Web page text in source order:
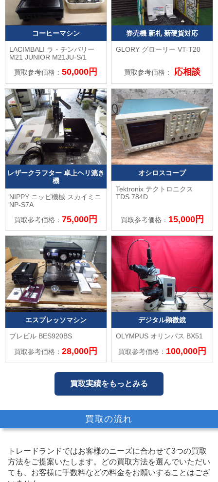
コーヒーマシン
LACIMBALI ラ・チンバリー
M21 JUNIOR M21JU-S/1
買取参考価格：50,000円
券売機 新札 新硬貨対応
GLORY グローリー VT-T20
買取参考価格： 応相談
レザークラフター 卓上ヘリ漉き
機
NIPPY ニッピ機械 スカイミニ
NP-S7A
買取参考価格：75,000円
オシロスコープ
Tektronix テクトロニクス
TDS 784D
買取参考価格： 15,000円
エスプレッソマシン
ブレビル BES920BS
買取参考価格：28,000円
デジタル顕微鏡
OLYMPUS オリンパス BX51
買取参考価格： 100,000円
買取実績をもっとみる
買取の流れ
トレードランドではお客様のニーズに合わせて3つの買取
方法をご提案いたします。
どの買取方法を選んでいただい
ても、お客様に手数料などの料金をお願いすることはござ